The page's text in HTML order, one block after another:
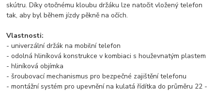
skútru. Díky otočnému kloubu držáku lze natočit vložený telefon
tak, aby byl během jízdy pěkně na očích.
Vlastnosti:
- univerzální držák na mobilní telefon
- odolná hliníková konstrukce v kombiaci s houževnatým plastem
- hliníková objímka
- šroubovací mechanismus pro bezpečné zajištění telefonu
- montážní systém pro upevnění na kulatá řídítka do průměru 22 -